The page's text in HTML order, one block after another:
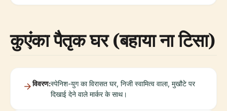
कुएंका पैतृक घर (बहाया ना टिसा)
विवरण:स्पेनिश-युग का विरासत घर, निजी स्वामित्व वाला, मुखौटे पर
दिखाई देने वाले मार्कर के साथ।